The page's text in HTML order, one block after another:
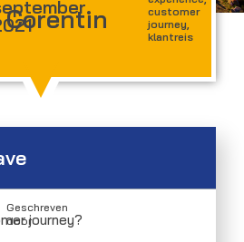
Geschreven
door
Corentin
customer
journey
klantreis
journey?